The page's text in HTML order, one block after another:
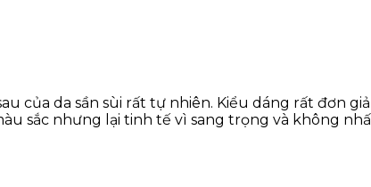
của da sần sùi rất tự nhiên. Kiểu dáng rất đơn
sắc nhưng lại tinh tế vì sang trọng và không